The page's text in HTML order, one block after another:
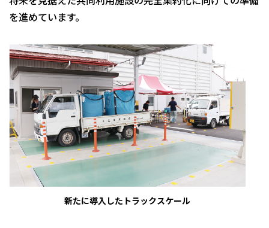
を進めています。
新たに導入したトラックスケール